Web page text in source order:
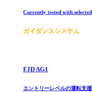
Currently tested with
ガイダンスシステム
FJD AG1
エントリーレベルの運転支